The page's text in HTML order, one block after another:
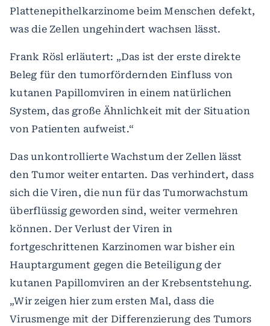
Plattenepithelkarzinome beim Menschen defekt,
was die Zellen ungehindert wachsen lässt.
Frank Rösl erläutert: „Das ist der erste direkte
Beleg für den tumorfördernden Einfluss von
kutanen Papillomviren in einem natürlichen
System, das große Ähnlichkeit mit der Situation
von Patienten aufweist.“
Das unkontrollierte Wachstum der Zellen lässt
den Tumor weiter entarten. Das verhindert, dass
sich die Viren, die nun für das Tumorwachstum
überflüssig geworden sind, weiter vermehren
können. Der Verlust der Viren in
fortgeschrittenen Karzinomen war bisher ein
Hauptargument gegen die Beteiligung der
kutanen Papillomviren an der Krebsentstehung.
„Wir zeigen hier zum ersten Mal, dass die
Virusmenge mit der Differenzierung des Tumors